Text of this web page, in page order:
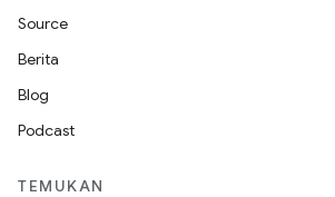
Source
Berita
Blog
Podcast
TEMUKAN